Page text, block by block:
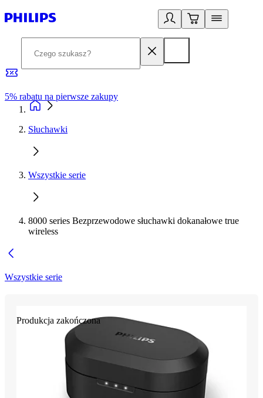
5% rabatu na pierwsze zakupy
Słuchawki
Wszystkie serie
8000 series Bezprzewodowe słuchawki dokanałowe true
wireless
Wszystkie serie
Produkcja zakończona